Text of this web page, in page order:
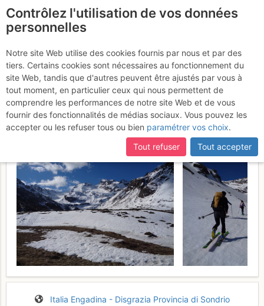
certaines pages ne sont plus accessibles, manquantes ou
incomplètes, déconnectez-vous puis reconnectez-vous à votre
compte sur le site.
Scima da Saoseo / Cima
di Saoseo : Per la Val
Cantone di Dosdè
Dimanche 23
avril 2017
Italia Engadina - Disgrazia Provincia di Sondrio
Contrôlez l'utilisation de vos données
personnelles
Notre site Web utilise des cookies fournis par nous et par des
tiers. Certains cookies sont nécessaires au fonctionnement du
site Web, tandis que d'autres peuvent être ajustés par vous à
tout moment, en particulier ceux qui nous permettent de
comprendre les performances de notre site Web et de vous
fournir des fonctionnalités de médias sociaux. Vous pouvez les
accepter ou les refuser tous ou bien paramétrer vos choix.
Tout refuser
Tout accepter